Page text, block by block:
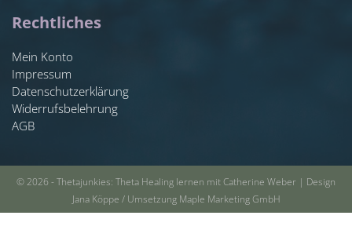
Rechtliches
Mein Konto
Impressum
Datenschutzerklärung
Widerrufsbelehrung
AGB
© 2026 - Thetajunkies: Theta Healing lernen mit Catherine Weber | Design
Jana Köppe / Umsetzung Maple Marketing GmbH